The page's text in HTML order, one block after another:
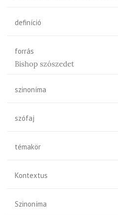
definíció
forrás
Bishop szószedet
szinoníma
szófaj
témakör
Kontextus
Szinoníma